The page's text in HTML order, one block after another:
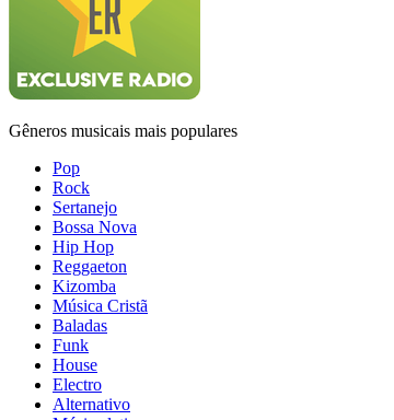
Gêneros musicais mais populares
Pop
Rock
Sertanejo
Bossa Nova
Hip Hop
Reggaeton
Kizomba
Música Cristã
Baladas
Funk
House
Electro
Alternativo